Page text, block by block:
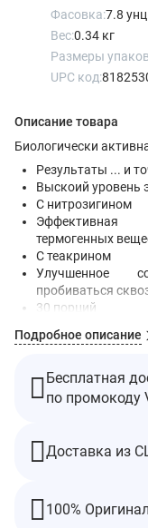
Фасовка:7.8
Вес:0.34 кг
Размеры
UPC код:
Описание товара
Биологически
Результаты ... и
Выскоий уровень
С нитрозигином
Эффективная
термогенных
С теакрином
Улучшенное
пробиваться
30 порций
Не содержит
TeaCrine
Технология NO3T
спортсменов в
повысить
Наша
Подробное описание
Бесплатная
по промокоду
Доставка из
100%